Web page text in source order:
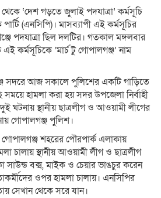
‘দেশ গড়তে জুলাই পদযাত্রা’ কর্মসূচি
(এনসিপি)। মাসব্যাপী এই কর্মসূচির
পদযাত্রা ছিল দলটির। গতকাল মঙ্গলবার
কর্মসূচিকে ‘মার্চ টু গোপালগঞ্জ’ নাম
সদরে আজ সকালে পুলিশের একটি গাড়িতে
হামলা করা হয় সদর উপজেলা নির্বাহী
ঘটনায় স্থানীয় ছাত্রলীগ ও আওয়ামী লীগের
গোপালগঞ্জ পুলিশ।
শহরের পৌরপার্ক এলাকায়
চালায় স্থানীয় আওয়ামী লীগ ও ছাত্রলীগ
সাউন্ড বক্স, মাইক ও চেয়ার ভাঙচুর করেন
ওপর হামলা চালায়। এনসিপির
সেখান থেকে সরে যান।